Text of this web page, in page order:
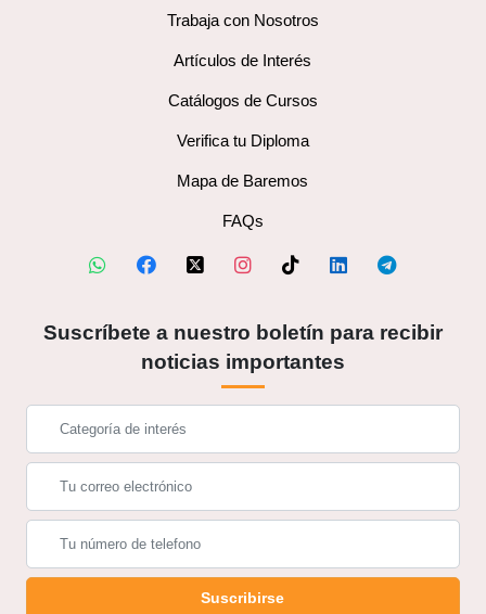
Trabaja con Nosotros
Artículos de Interés
Catálogos de Cursos
Verifica tu Diploma
Mapa de Baremos
FAQs
Suscríbete a nuestro boletín para recibir
noticias importantes
Suscribirse